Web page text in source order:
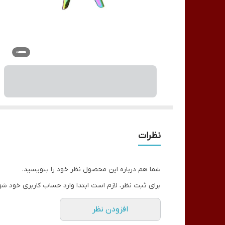
نظرات
شما هم درباره این محصول نظر خود را بنویسید.
برای ثبت نظر، لازم است ابتدا وارد حساب کاربری خود
افزودن نظر